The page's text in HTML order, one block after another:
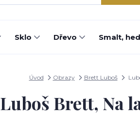
Sklo Dřevo Smalt,
Úvod Obrazy Brett Luboš
Luboš Brett, Na